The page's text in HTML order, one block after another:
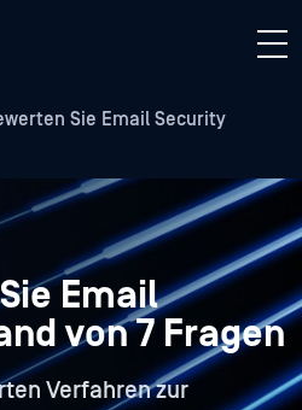
Sie Email Security
Email
von 7 Fragen
Verfahren zur